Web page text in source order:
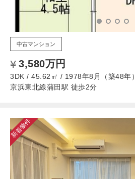
中古マンション
3,580万円
3DK / 45.62㎡ / 1978年8月（築48年）
京浜東北線蒲田駅 徒歩2分
新着物件